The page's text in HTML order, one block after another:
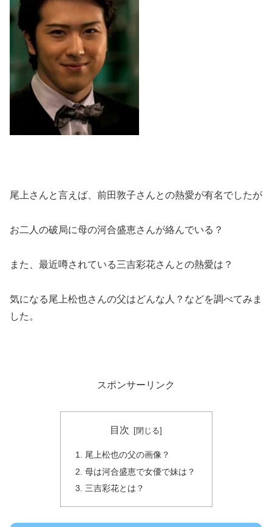
尾上さんと言えば、前田敦子さんとの熱愛が有名でしたが
お二人の破局に母の河合盛恵さんが絡んでいる？
また、最近噂されている三吉彩花さんとの熱愛は？
気になる尾上松也さんの父はどんな人？などを調べてみま
した。
スポンサーリンク
目次
尾上松也の父の画像？
母は河合盛恵で女優で妹は？
三吉彩花とは？